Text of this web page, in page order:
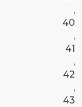
,
40
,
41
,
42
,
43